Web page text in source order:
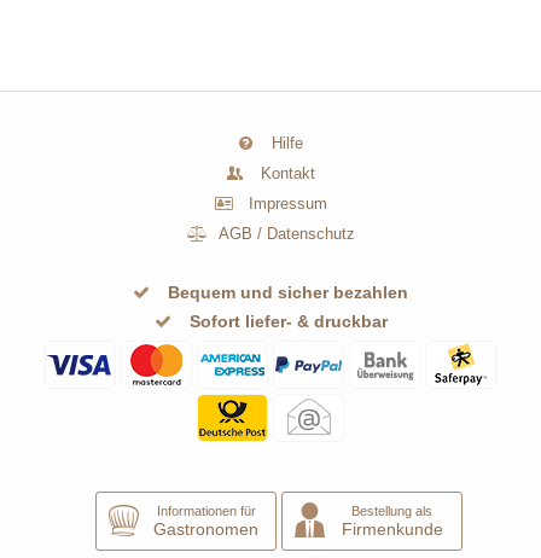
Hilfe
Kontakt
Impressum
AGB / Datenschutz
Bequem und sicher bezahlen
Sofort liefer- & druckbar
Informationen für
Gastronomen
Bestellung als
Firmenkunde